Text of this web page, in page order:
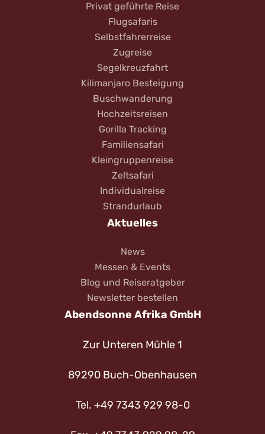
Privat geführte Reise
Flugsafaris
Selbstfahrerreise
Zugreise
Segelkreuzfahrt
Kilimanjaro Besteigung
Buschwanderung
Hochzeitsreisen
Gorilla Tracking
Familiensafari
Kleingruppenreise
Zeltsafari
Individualreise
Strandurlaub
Aktuelles
News
Messen & Events
Blog und Reiseratgeber
Newsletter bestellen
Abendsonne Afrika GmbH
Zur Unteren Mühle 1
89290 Buch-Obenhausen
Tel. +49 7343 929 98-0